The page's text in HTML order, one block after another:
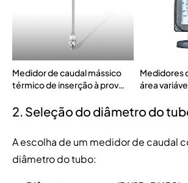
Medidor de caudal mássico
térmico de inserção à prova
Medidores
área
2. Seleção do diâmetro do
A escolha de um medidor de caudal
diâmetro do tubo: